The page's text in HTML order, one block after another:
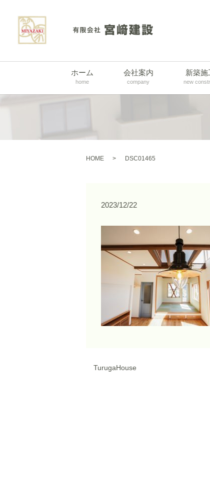
ホーム
home
会社案内
company
新築施
new
HOME DSC01465
2023/12/22
TurugaHouse